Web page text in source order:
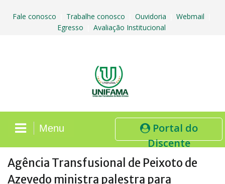
Fale conosco Trabalhe conosco Ouvidoria Webmail
Egresso Avaliação Institucional
Portal do
Discente
Menu
Agência Transfusional de Peixoto de
Azevedo ministra palestra para